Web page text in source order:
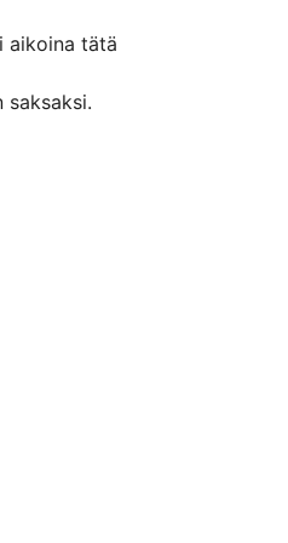
aikoina tätä
saksaksi.